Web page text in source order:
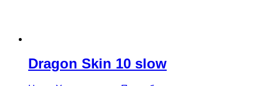
Dragon Skin 10 slow